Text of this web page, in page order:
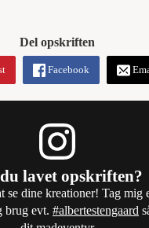
Del opskriften
Facebook
lavet opskriften?
se dine kreationer! Tag mig
brug evt. #albertestengaard